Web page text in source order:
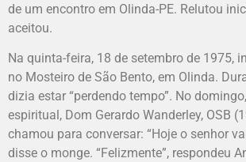
de um encontro em Olinda-PE. Relutou
aceitou.
Na quinta-feira, 18 de setembro de 1975,
no Mosteiro de São Bento, em Olinda.
dizia estar “perdendo tempo”. No
espiritual, Dom Gerardo Wanderley, OSB
chamou para conversar: “Hoje o senhor
disse o monge. “Felizmente”, respondeu